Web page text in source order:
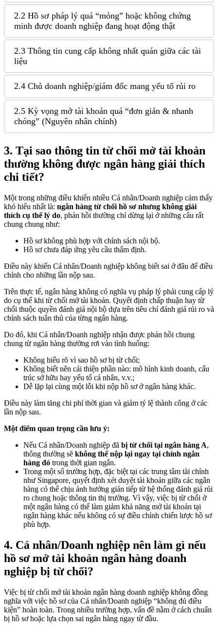
2.2 Hồ sơ pháp lý quá “mỏng” hoặc không chứng
minh được doanh nghiệp đang hoạt động thật
2.3 Thông tin cung cấp không nhất quán giữa các tài
liệu
2.4 Chủ doanh nghiệp/giám đốc mang yếu tố rủi ro
2.5 Kỳ vọng mở tài khoản quá “đơn giản & nhanh
chóng” (Nguyên nhân chính)
3. Tại sao thông tin từ chối mở tài khoản
thường không được ngân hàng giải thích
chi tiết?
Một trong những điều khiến nhiều Cá nhân/Doanh nghiệp cảm thấy
khó hiểu nhất là: ngân hàng từ chối hồ sơ nhưng không giải
thích cụ thể lý do, phản hồi thường chỉ dừng lại ở những câu rất
chung chung như:
Hồ sơ không phù hợp với chính sách nội bộ.
Hồ sơ chưa đáp ứng yêu cầu thẩm định.
Điều này khiến Cá nhân/Doanh nghiệp không biết sai ở đâu để điều
chỉnh cho những lần nộp sau.
Trên thực tế, ngân hàng không có nghĩa vụ pháp lý phải cung cấp lý
do cụ thể khi từ chối mở tài khoản. Quyết định chấp thuận hay từ
chối thuộc quyền đánh giá nội bộ dựa trên tiêu chí đánh giá rủi ro và
chính sách tuân thủ của từng ngân hàng.
Do đó, khi Cá nhân/Doanh nghiệp nhận được phản hồi chung
chung từ ngân hàng thường rơi vào tình huống:
Không hiểu rõ vì sao hồ sơ bị từ chối;
Không biết nên cải thiện phần nào: mô hình kinh doanh, cấu
trúc sở hữu hay yếu tố cá nhân, v.v.;
Dễ lặp lại cùng một lỗi khi nộp hồ sơ ở ngân hàng khác.
Điều này làm tăng chi phí thời gian và giảm tỷ lệ thành công ở các
lần nộp sau.
Một điểm quan trọng cần lưu ý:
Nếu Cá nhân/Doanh nghiệp đã bị từ chối tại ngân hàng A,
thông thường sẽ không thể nộp lại ngay tại chính ngân
hàng đó trong thời gian ngắn.
Trong một số trường hợp, đặc biệt tại các trung tâm tài chính
như Singapore, quyết định xét duyệt tài khoản giữa các ngân
hàng có thể chịu ảnh hưởng gián tiếp từ hệ thống đánh giá rủi
ro chung hoặc thông tin thị trường. Vì vậy, việc bị từ chối ở
một ngân hàng có thể làm giảm khả năng mở tài khoản tại
ngân hàng khác nếu không có sự điều chỉnh chiến lược hồ sơ
phù hợp.
4. Cá nhân/Doanh nghiệp nên làm gì nếu
hồ sơ mở tài khoản ngân hàng doanh
nghiệp bị từ chối?
Việc bị từ chối mở tài khoản ngân hàng doanh nghiệp không đồng
nghĩa với việc hồ sơ của Cá nhân/Doanh nghiệp “không đủ điều
kiện” hoàn toàn. Trong nhiều trường hợp, vấn đề nằm ở cách chuẩn
bị hồ sơ hoặc lựa chọn sai ngân hàng ngay từ đầu.